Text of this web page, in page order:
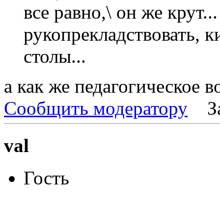
все равно,\ он же
рукопрекладствовать,
столы...
а как же педагогическое
Сообщить модератору
val
Гость